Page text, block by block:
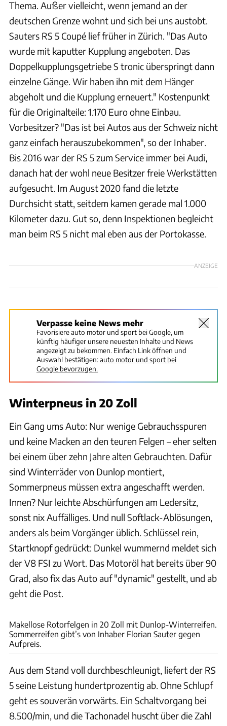
Thema. Außer vielleicht, wenn jemand an der
deutschen Grenze wohnt und sich bei uns austobt.
Sauters RS 5 Coupé lief früher in Zürich. "Das Auto
wurde mit kaputter Kupplung angeboten. Das
Doppelkupplungsgetriebe S tronic überspringt dann
einzelne Gänge. Wir haben ihn mit dem Hänger
abgeholt und die Kupplung erneuert." Kostenpunkt
für die Originalteile: 1.170 Euro ohne Einbau.
Vorbesitzer? "Das ist bei Autos aus der Schweiz nicht
ganz einfach herauszubekommen", so der Inhaber.
Bis 2016 war der RS 5 zum Service immer bei Audi,
danach hat der wohl neue Besitzer freie Werkstätten
aufgesucht. Im August 2020 fand die letzte
Durchsicht statt, seitdem kamen gerade mal 1.000
Kilometer dazu. Gut so, denn Inspektionen begleicht
man beim RS 5 nicht mal eben aus der Portokasse.
ANZEIGE
Verpasse keine News mehr
Favorisiere auto motor und sport bei Google, um
künftig häufiger unsere neuesten Inhalte und News
angezeigt zu bekommen. Einfach Link öffnen und
Auswahl bestätigen:auto motor und sport bei
Google bevorzugen.
Winterpneus in 20 Zoll
Ein Gang ums Auto: Nur wenige Gebrauchsspuren
und keine Macken an den teuren Felgen – eher selten
bei einem über zehn Jahre alten Gebrauchten. Dafür
sind Winterräder von Dunlop montiert,
Sommerpneus müssen extra angeschafft werden.
Innen? Nur leichte Abschürfungen am Ledersitz,
sonst nix Auffälliges. Und null Softlack-Ablösungen,
anders als beim Vorgänger üblich. Schlüssel rein,
Startknopf gedrückt: Dunkel wummernd meldet sich
der V8 FSI zu Wort. Das Motoröl hat bereits über 90
Grad, also fix das Auto auf "dynamic" gestellt, und ab
geht die Post.
Makellose Rotorfelgen in 20 Zoll mit Dunlop-Winterreifen.
Sommerreifen gibt’s von Inhaber Florian Sauter gegen
Aufpreis.
Aus dem Stand voll durchbeschleunigt, liefert der RS
5 seine Leistung hundertprozentig ab. Ohne Schlupf
geht es souverän vorwärts. Ein Schaltvorgang bei
8.500/min, und die Tachonadel huscht über die Zahl